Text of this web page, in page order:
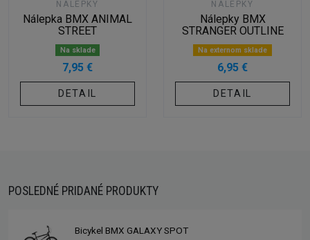
NÁLEPKY
Nálepka BMX ANIMAL
STREET
Na sklade
7,95 €
DETAIL
NÁLEPKY
Nálepky BMX
STRANGER OUTLINE
Na externom sklade
6,95 €
DETAIL
POSLEDNÉ PRIDANÉ PRODUKTY
Bicykel BMX GALAXY SPOT